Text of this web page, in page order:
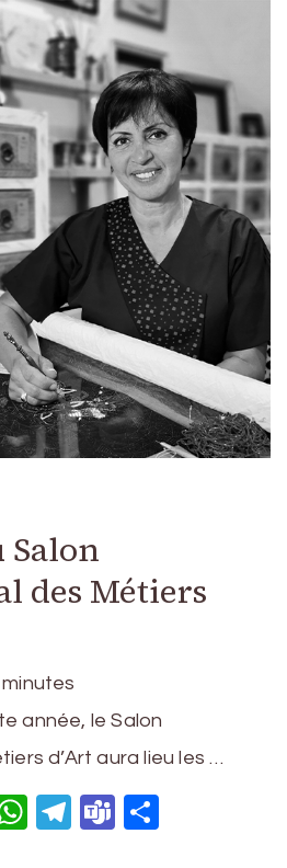
des Métiers
minutes
année, le Salon
d’Art aura lieu les …
WhatsApp
Telegram
Teams